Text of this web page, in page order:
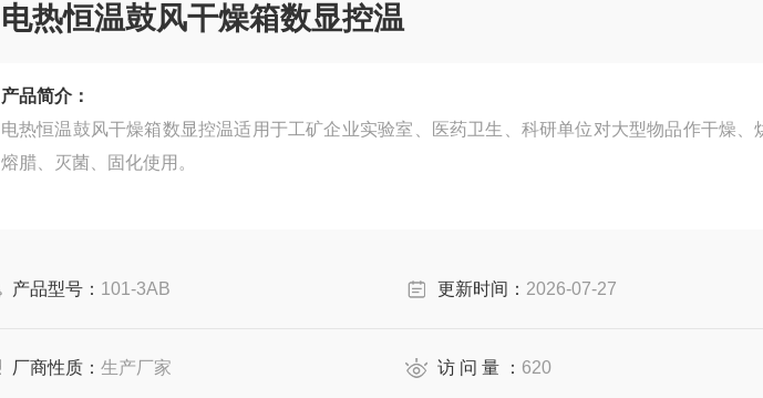
电热恒温鼓风干燥箱数显控温
产品简介：
电热恒温鼓风干燥箱数显控温适用于工矿企业实验室、医药卫生、科研单位对大型物品作干燥、
熔腊、灭菌、固化使用。
产品型号： 101-3AB 更新时间： 2026-07-27
厂商性质： 生产厂家 访 问 量 ： 620